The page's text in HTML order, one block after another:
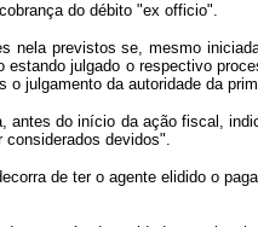
do débito "ex officio".
nela previstos se, mesmo
estando julgado o respectivo
julgamento da autoridade da
do início da ação fiscal,
devidos".
de ter o agente elidido o